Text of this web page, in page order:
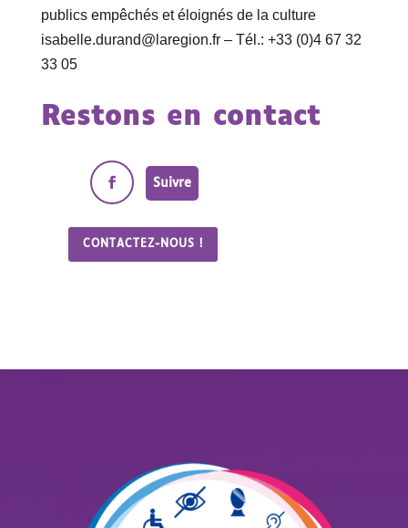
publics empêchés et éloignés de la culture
isabelle.durand@laregion.fr – Tél.: +33 (0)4 67 32
33 05
Restons en contact
Suivre
CONTACTEZ-NOUS !